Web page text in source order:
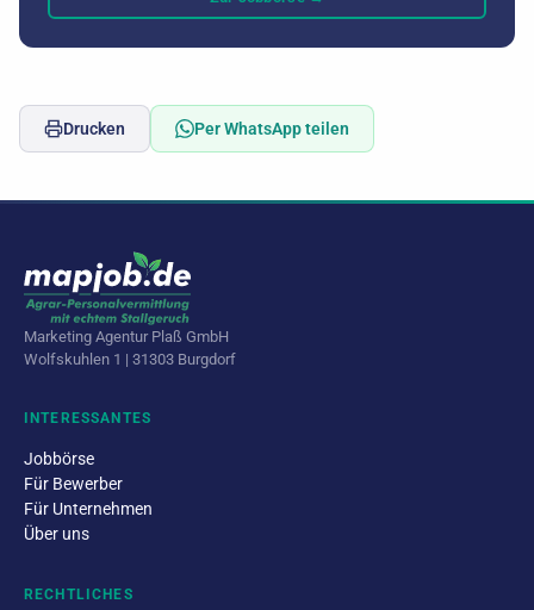
Drucken Per WhatsApp teilen
Marketing Agentur Plaß GmbH
Wolfskuhlen 1 | 31303 Burgdorf
INTERESSANTES
Jobbörse
Für Bewerber
Für Unternehmen
Über uns
RECHTLICHES